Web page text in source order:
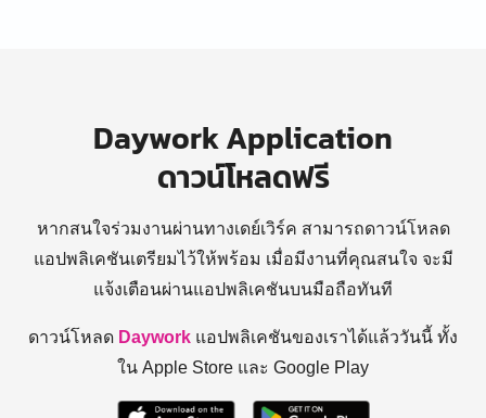
Daywork Application
ดาวน์โหลดฟรี
หากสนใจร่วมงานผ่านทางเดย์เวิร์ค สามารถดาวน์โหลด
แอปพลิเคชันเตรียมไว้ให้พร้อม เมื่อมีงานที่คุณสนใจ จะมี
แจ้งเตือนผ่านแอปพลิเคชันบนมือถือทันที
ดาวน์โหลด Daywork แอปพลิเคชันของเราได้แล้ววันนี้ ทั้ง
ใน Apple Store และ Google Play